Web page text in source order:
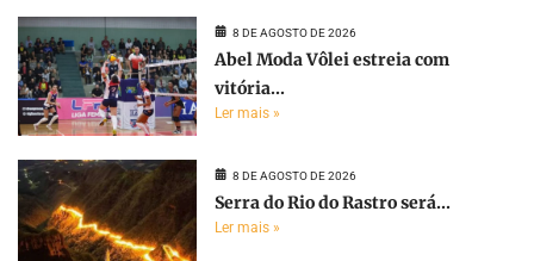
8 DE AGOSTO DE 2026
Abel Moda Vôlei estreia com
vitória...
Ler mais »
8 DE AGOSTO DE 2026
Serra do Rio do Rastro será...
Ler mais »